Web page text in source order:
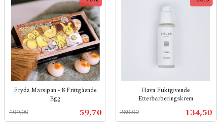
Fryda Marsipan - 8 Frittgående
Egg
Tilbud
59,70
199,00
mva.
Havn Fuktgivende
Etterbarberingskrem
Tilbud
134,50
269,00
mva.